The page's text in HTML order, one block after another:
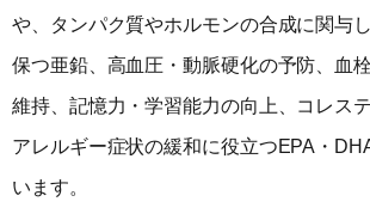
や、タンパク質やホルモンの合成に関与
保つ亜鉛、高血圧・動脈硬化の予防、血
維持、記憶力・学習能力の向上、コレス
アレルギー症状の緩和に役立つEPA・
います。